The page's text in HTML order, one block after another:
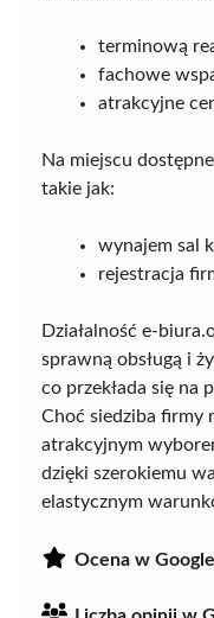
terminową
fachowe
atrakcyjne
Na miejscu
takie jak:
wynajem sal
rejestracja
Działalność e-
sprawną obsługą i
co przekłada się
Choć siedziba firmy
atrakcyjnym
dzięki szerokiemu
elastycznym
Ocena w